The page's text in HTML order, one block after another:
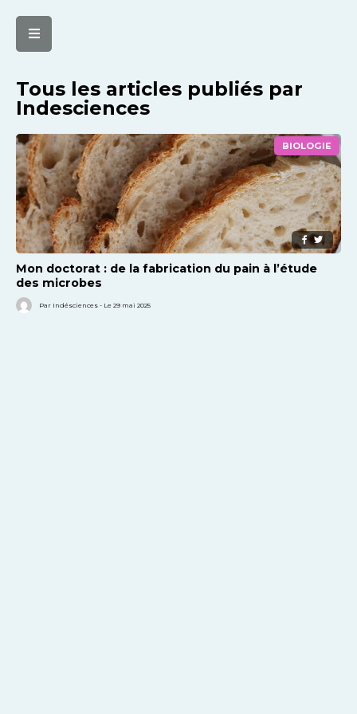
Tous les articles publiés par
Indesciences
BIOLOGIE
Mon doctorat : de la fabrication du pain à l’étude
des microbes
Par Indésciences - Le 29 mai 2025